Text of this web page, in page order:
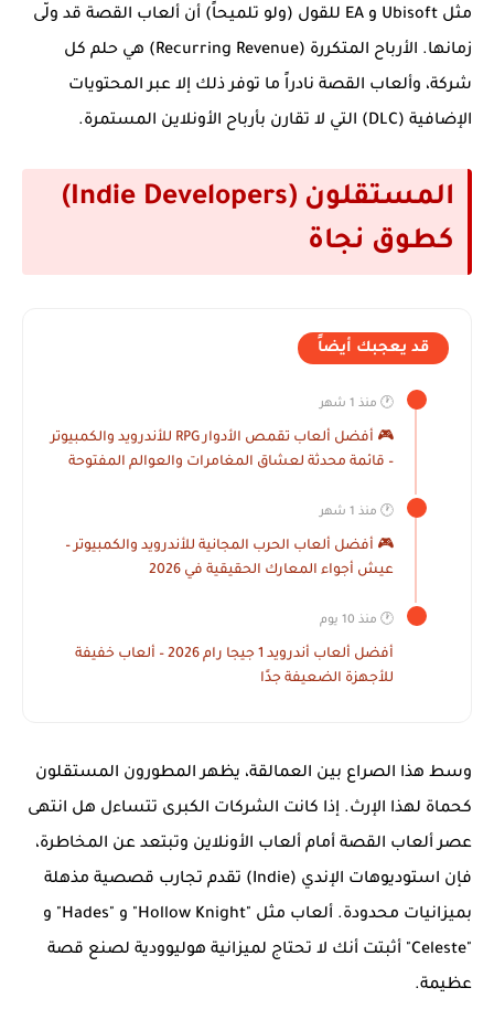
مثل Ubisoft و EA للقول (ولو تلميحاً) أن ألعاب القصة قد ولّى
زمانها. الأرباح المتكررة (Recurring Revenue) هي حلم كل
شركة، وألعاب القصة نادراً ما توفر ذلك إلا عبر المحتويات
الإضافية (DLC) التي لا تقارن بأرباح الأونلاين المستمرة.
المستقلون (Indie Developers)
كطوق نجاة
قد يعجبك أيضاً
🕐 منذ 1 شهر
🎮 أفضل ألعاب تقمص الأدوار RPG للأندرويد والكمبيوتر
– قائمة محدثة لعشاق المغامرات والعوالم المفتوحة
🕐 منذ 1 شهر
🎮 أفضل ألعاب الحرب المجانية للأندرويد والكمبيوتر –
عيش أجواء المعارك الحقيقية في 2026
🕐 منذ 10 يوم
أفضل ألعاب أندرويد 1 جيجا رام 2026 – ألعاب خفيفة
للأجهزة الضعيفة جدًا
وسط هذا الصراع بين العمالقة، يظهر المطورون المستقلون
كحماة لهذا الإرث. إذا كانت الشركات الكبرى تتساءل هل انتهى
عصر ألعاب القصة أمام ألعاب الأونلاين وتبتعد عن المخاطرة،
فإن استوديوهات الإندي (Indie) تقدم تجارب قصصية مذهلة
بميزانيات محدودة. ألعاب مثل "Hollow Knight" و "Hades" و
"Celeste" أثبتت أنك لا تحتاج لميزانية هوليوودية لصنع قصة
عظيمة.